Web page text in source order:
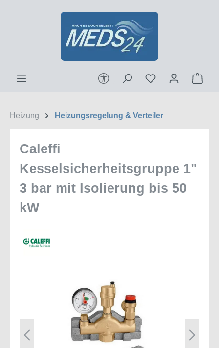
Zum Hauptinhalt springen
Werkzeugleiste anzeigen
Heizung Heizungsregelung & Verteiler
Caleffi
Kesselsicherheitsgruppe 1"
3 bar mit Isolierung bis 50
kW
Bildergalerie überspringen